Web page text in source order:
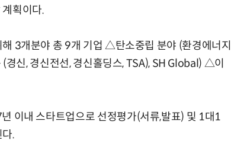
획이다.
3개분야 총 9개 기업 △탄소중립 분야 (환경에너지
신, 경신전선, 경신홀딩스, TSA), SH Global) △이
이내 스타트업으로 선정평가(서류,발표) 및 1대1
.